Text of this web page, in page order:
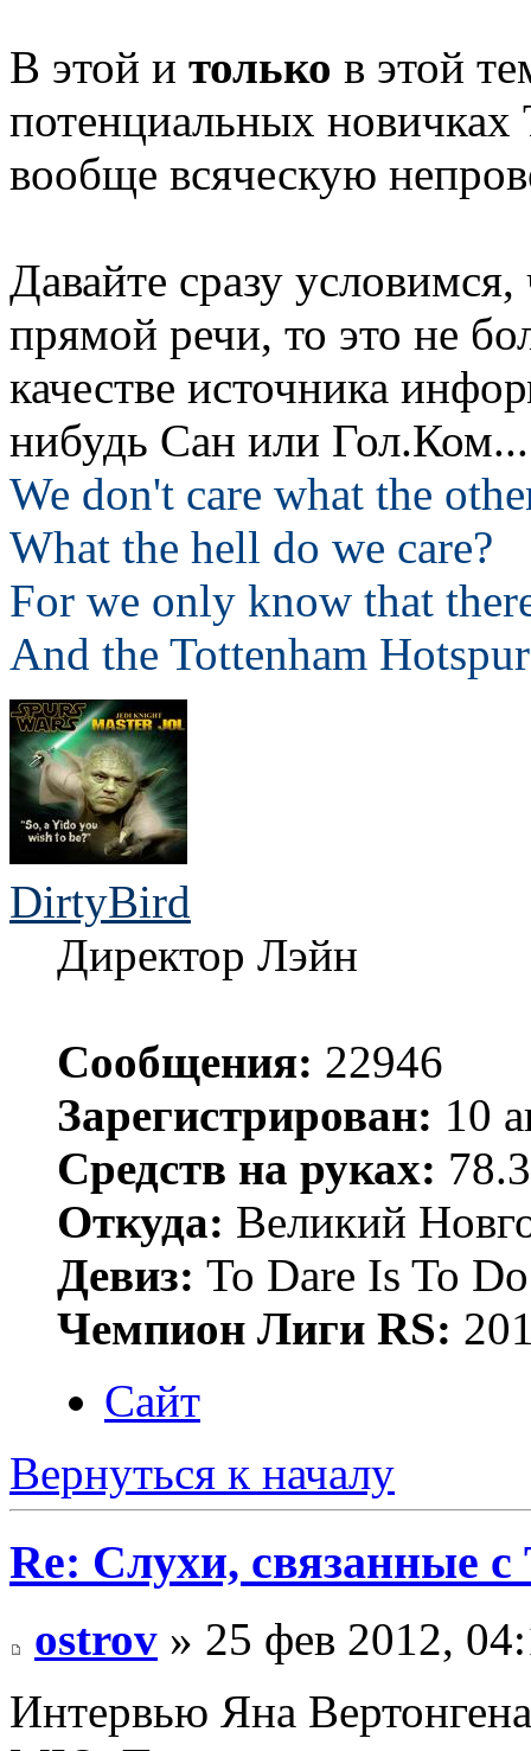
В этой и только в этой
потенциальных
вообще всяческую
Давайте сразу
прямой речи, то это не
качестве источника
нибудь Сан или Гол.Ком...
We don't care what the
What the hell do we care?
For we only know that
And the Tottenham
DirtyBird
Директор Лэйн
Сообщения: 22946
Зарегистрирован: 10
Средств на руках:
Откуда: Великий
Девиз: To Dare Is To Do
Чемпион Лиги RS:
Сайт
Вернуться к началу
Re: Слухи, связанные с
ostrov » 25 фев 2012,
Интервью Яна